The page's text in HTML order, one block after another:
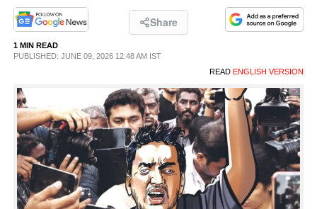
PHOTOS
LIFESTYLE
SPIRITUAL
INFO+
ART
Share
1 MIN READ
PUBLISHED: JUNE 09, 2026 12:48 AM IST
READ ENGLISH VERSION